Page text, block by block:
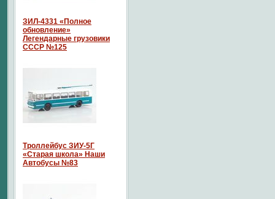
ЗИЛ-4331 «Полное
обновление»
Легендарные грузовики
СССР №125
Троллейбус ЗИУ-5Г
«Старая школа» Наши
Автобусы №83